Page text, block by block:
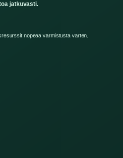
jatkuvasti.
nopeaa varmistusta varten.